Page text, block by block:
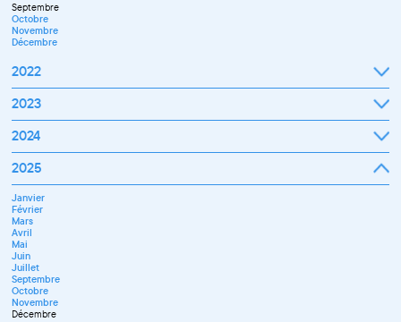
Septembre
Octobre
Novembre
Décembre
2022
Janvier
Mars
Avril
Juillet
Septembre
Octobre
Novembre
Décembre
2023
Janvier
Mars
Avril
Juin
Septembre
Octobre
Novembre
Décembre
2024
Janvier
Mars
Avril
Mai
Juin
Juillet
Septembre
Novembre
Décembre
2025
Janvier
Février
Mars
Avril
Mai
Juin
Juillet
Septembre
Octobre
Novembre
Décembre